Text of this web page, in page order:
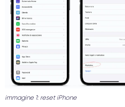
immagine 1: reset iPhone